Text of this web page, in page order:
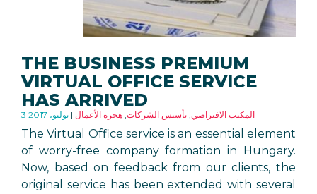
THE BUSINESS PREMIUM
VIRTUAL OFFICE SERVICE
HAS ARRIVED
3 يوليو، 2017 المكتب الافتراضي, تأسيس الشركات, هجرة الأعمال
The Virtual Office service is an essential element
of worry-free company formation in Hungary.
Now, based on feedback from our clients, the
original service has been extended with several